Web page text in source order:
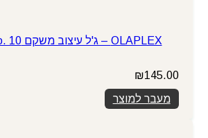
OLAPLEX – ג'ל עיצוב משקם No. 10 – נפח 200 מ"ל
₪145.00
מעבר למוצר